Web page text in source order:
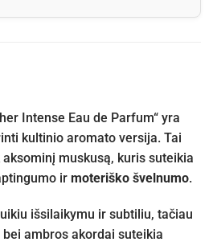
Intense Eau de Parfum“ yra
kultinio aromato versija. Tai
muskusą, kuris suteikia
ir moteriško švelnumo.
išsilaikymu ir subtiliu, tačiau
ambros akordai suteikia